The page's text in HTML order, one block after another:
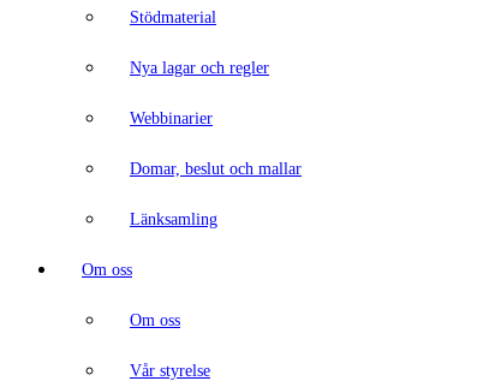
Stödmaterial
Nya lagar och regler
Webbinarier
Domar, beslut och mallar
Länksamling
Om oss
Om oss
Vår styrelse